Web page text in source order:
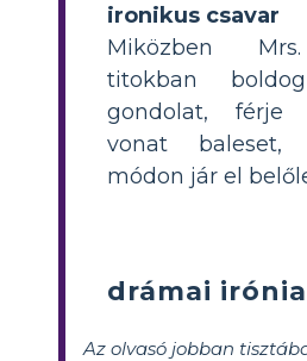
ironikus csavar
Miközben
titokban
gondolat,
vonat baleset,
módon jár el
drámai irónia
Az olvasó jobban